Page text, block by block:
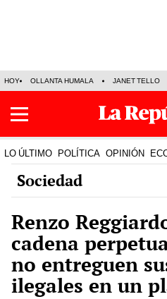
HOY OLLANTA HUMALA JANET TELLO
LO ÚLTIMO POLÍTICA OPINIÓN
Sociedad
Renzo
cadena
no entreguen
ilegales en un